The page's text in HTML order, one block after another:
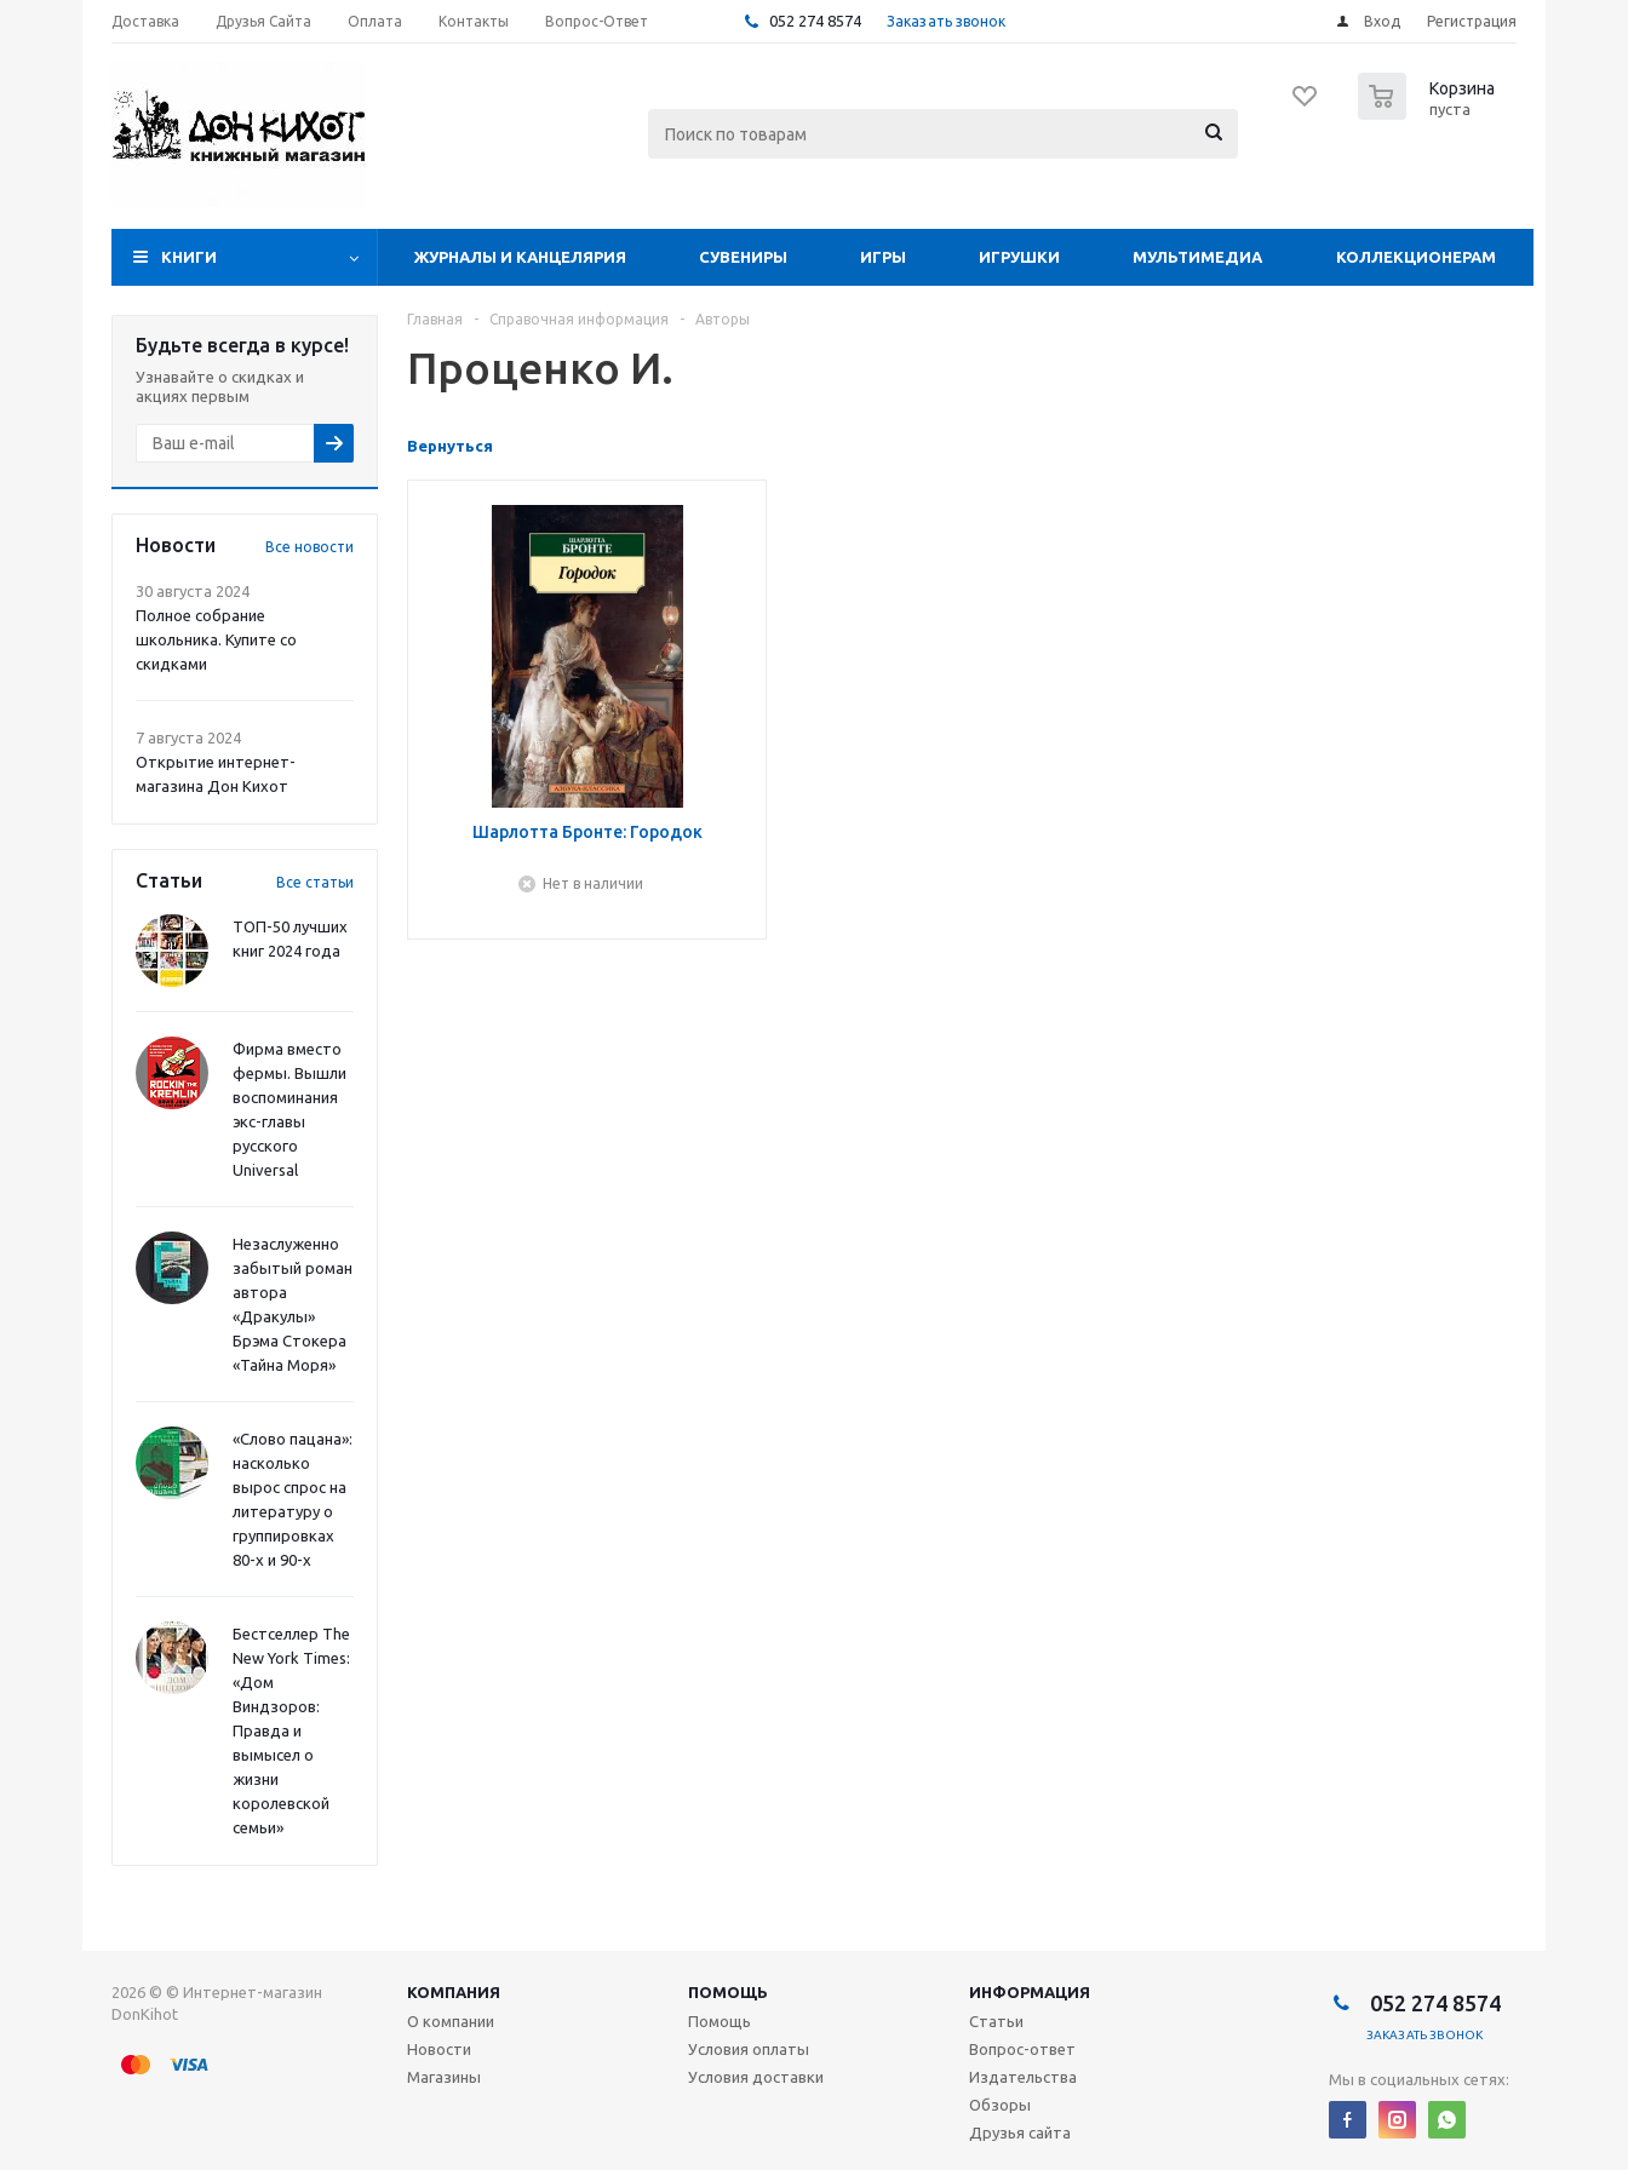
Доставка Друзья Сайта Оплата Контакты Вопрос-Ответ 052 274 8574 Заказать звонок Вход Регистрация
Корзина
пуста
КНИГИ ЖУРНАЛЫ И КАНЦЕЛЯРИЯ СУВЕНИРЫ ИГРЫ ИГРУШКИ МУЛЬТИМЕДИА КОЛЛЕКЦИОНЕРАМ
Будьте всегда в курсе!
Узнавайте о скидках и
акциях первым
Новости Все новости
30 августа 2024
Полное собрание
школьника. Купите со
скидками
7 августа 2024
Открытие интернет-
магазина Дон Кихот
Статьи Все статьи
ТОП-50 лучших
книг 2024 года
Фирма вместо
фермы. Вышли
воспоминания
экс-главы
русского
Universal
Незаслуженно
забытый роман
автора
«Дракулы»
Брэма Стокера
«Тайна Моря»
«Слово пацана»:
насколько
вырос спрос на
литературу о
группировках
80-х и 90-х
Бестселлер The
New York Times:
«Дом
Виндзоров:
Правда и
вымысел о
жизни
королевской
семьи»
Главная - Справочная информация - Авторы
Проценко И.
Вернуться
Шарлотта Бронте: Городок
Нет в наличии
2026 © © Интернет-магазин
DonKihot
КОМПАНИЯ ПОМОЩЬ
ИНФОРМАЦИЯ
О компании
Новости
Магазины
Помощь
Условия оплаты
Условия доставки
Статьи
Вопрос-ответ
Издательства
Обзоры
Друзья сайта
052 274 8574
ЗАКАЗАТЬ ЗВОНОК
Мы в социальных сетях: